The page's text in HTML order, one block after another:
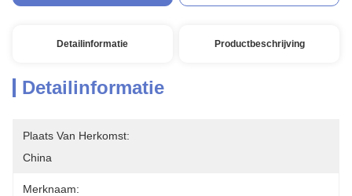
Detailinformatie Productbeschrijving
Detailinformatie
Plaats Van Herkomst:
China
Merknaam: